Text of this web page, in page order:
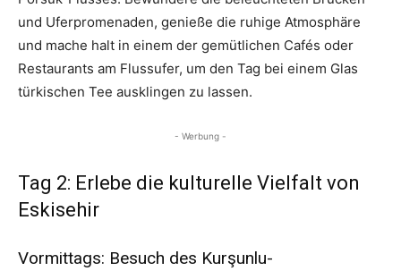
und Uferpromenaden, genieße die ruhige Atmosphäre
und mache halt in einem der gemütlichen Cafés oder
Restaurants am Flussufer, um den Tag bei einem Glas
türkischen Tee ausklingen zu lassen.
- Werbung -
Tag 2: Erlebe die kulturelle Vielfalt von
Eskisehir
Vormittags: Besuch des Kurşunlu-